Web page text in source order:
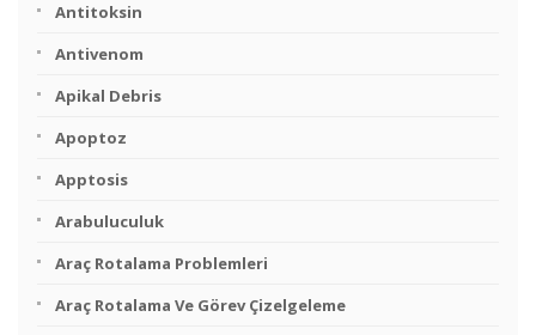
Antitoksin
Antivenom
Apikal Debris
Apoptoz
Apptosis
Arabuluculuk
Araç Rotalama Problemleri
Araç Rotalama Ve Görev Çizelgeleme